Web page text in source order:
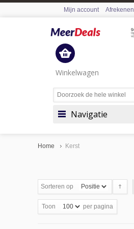
Mijn account Afrekenen
Winkelwagen
Navigatie
Home Kerst
Sorteren op
Toon per pagina